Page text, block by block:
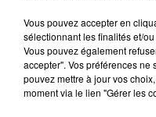
Vous pouvez accepter en
sélectionnant les finalités et/
Vous pouvez également
accepter". Vos préférences
pouvez mettre à jour vos
moment via le lien "Gérer les